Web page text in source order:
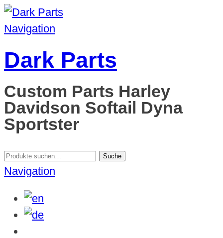
Navigation
Dark Parts
Custom Parts Harley
Davidson Softail Dyna
Sportster
Suche
nach:
Suche
Navigation